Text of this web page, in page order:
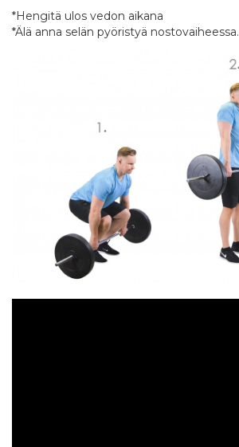
*Hengitä ulos vedon aikana
*Älä anna selän pyöristyä nostovaiheessa.